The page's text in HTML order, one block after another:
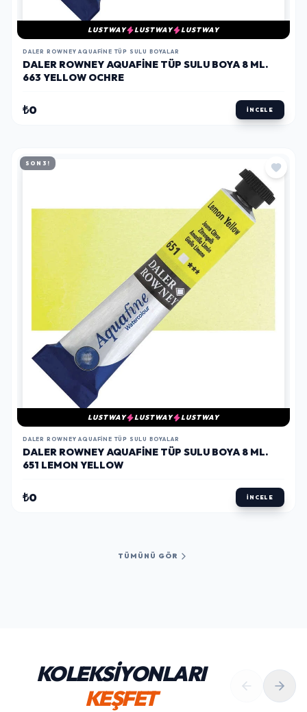
LUSTWAY LUSTWAY LUSTWAY
DALER ROWNEY AQUAFINE TÜP SULU BOYALAR
DALER ROWNEY AQUAFINE TÜP SULU BOYA 8 ML.
663 YELLOW OCHRE
₺0 İNCELE
SON 3!
LUSTWAY LUSTWAY LUSTWAY
DALER ROWNEY AQUAFINE TÜP SULU BOYALAR
DALER ROWNEY AQUAFINE TÜP SULU BOYA 8 ML.
651 LEMON YELLOW
₺0 İNCELE
TÜMÜNÜ GÖR
KOLEKSİYONLARI
KEŞFET